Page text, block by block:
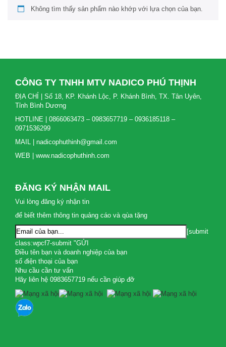
Không tìm thấy sản phẩm nào khớp với lựa chọn của bạn.
CÔNG TY TNHH MTV NADICO PHÚ THỊNH
ĐỊA CHỈ | Số 18, KP. Khánh Lộc, P. Khánh Bình, TX. Tân Uyên,
Tỉnh Bình Dương
HOTLINE | 0866063473 – 0983657719 – 0936185118 –
0971536299
MAIL | nadicophuthinh@gmail.com
WEB | www.nadicophuthinh.com
ĐĂNG KÝ NHẬN MAIL
Vui lòng đăng ký nhận tin
để biết thêm thông tin quảng cáo và qùa tặng
[submit
class:wpcf7-submit "GỬI
Điều tên bạn và doanh nghiệp của bạn
số điện thoại của bạn
Nhu cầu cần tư vấn
Hãy liên hệ 0983657719 nếu cần giúp đỡ